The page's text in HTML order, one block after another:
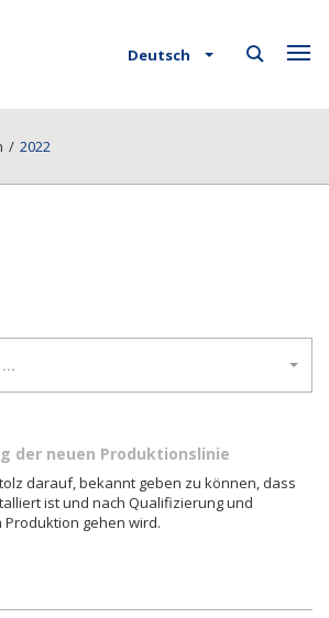
Deutsch
/ 2022
…
der neuen Produktionslinie
darauf, bekannt geben zu können, dass
ist und nach Qualifizierung und
gehen wird.